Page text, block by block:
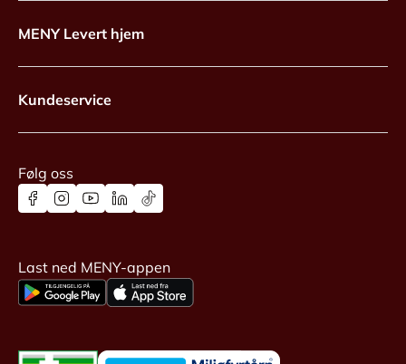
MENY Levert hjem
Kundeservice
Følg oss
Last ned MENY-appen